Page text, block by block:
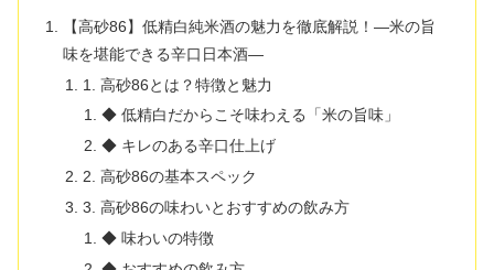
【高砂86】低精白純米酒の魅力を徹底解説！—米の旨
味を堪能できる辛口日本酒—
1. 高砂86とは？特徴と魅力
◆ 低精白だからこそ味わえる「米の旨味」
◆ キレのある辛口仕上げ
2. 高砂86の基本スペック
3. 高砂86の味わいとおすすめの飲み方
◆ 味わいの特徴